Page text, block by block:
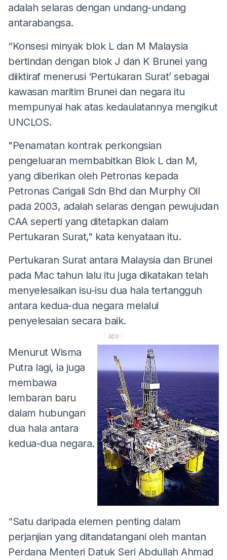
adalah selaras dengan undang-undang
antarabangsa.
“Konsesi minyak blok L dan M Malaysia
bertindan dengan blok J dan K Brunei yang
diiktiraf menerusi ‘Pertukaran Surat’ sebagai
kawasan maritim Brunei dan negara itu
mempunyai hak atas kedaulatannya mengikut
UNCLOS.
"Penamatan kontrak perkongsian
pengeluaran membabitkan Blok L dan M,
yang diberikan oleh Petronas kepada
Petronas Carigali Sdn Bhd dan Murphy Oil
pada 2003, adalah selaras dengan pewujudan
CAA seperti yang ditetapkan dalam
Pertukaran Surat," kata kenyataan itu.
Pertukaran Surat antara Malaysia dan Brunei
pada Mac tahun lalu itu juga dikatakan telah
menyelesaikan isu-isu dua hala tertangguh
antara kedua-dua negara melalui
penyelesaian secara baik.
ADS
Menurut Wisma
Putra lagi, ia juga
membawa
lembaran baru
dalam hubungan
dua hala antara
kedua-dua negara.
“Satu daripada elemen penting dalam
perjanjian yang ditandatangani oleh mantan
Perdana Menteri Datuk Seri Abdullah Ahmad